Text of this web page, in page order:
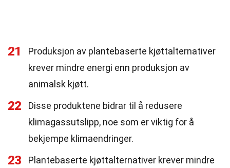
21
Produksjon av plantebaserte kjøttalternativer
krever mindre energi enn produksjon av
animalsk kjøtt.
22
Disse produktene bidrar til å redusere
klimagassutslipp, noe som er viktig for å
bekjempe klimaendringer.
23
Plantebaserte kjøttalternativer krever mindre